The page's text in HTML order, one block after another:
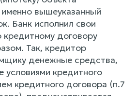
вышеуказанный
Банк исполнил свои
кредитному договору
Так, кредитор
денежные средства,
условиями кредитного
кредитного договора (п.7